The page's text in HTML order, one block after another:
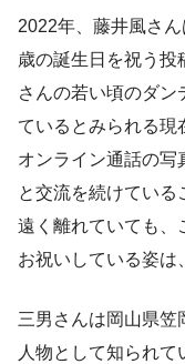
2022年、藤井風さ
歳の誕生日を祝う投
さんの若い頃のダン
ているとみられる現
オンライン通話の写
と交流を続けている
遠く離れていても、
お祝いしている姿は
三男さんは岡山県笠
人物として知られ